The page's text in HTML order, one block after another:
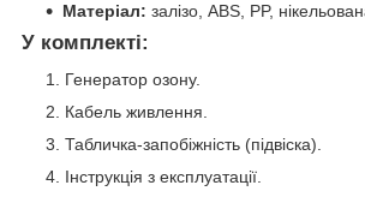
Матеріал: залізо, ABS, PP,
У комплекті:
Генератор озону.
Кабель живлення.
Табличка-запобіжність (підвіска).
Інструкція з експлуатації.